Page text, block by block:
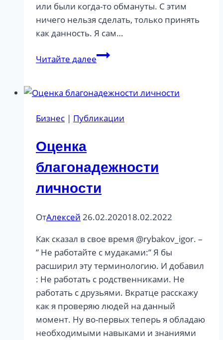
или были когда-то обмануты. С этим
ничего нельзя сделать, только принять
как данность. Я сам…
Читайте далееЗачем
услуги
Бизнес | Публикации
Оценка
благонадежности
личности
ОтАлексей 26.02.202018.02.2022
Как сказал в свое время @rybakov_igor. –
” Не работайте с мудаками:” Я бы
расширил эту терминологию. И добавил
: Не работать с родственниками. Не
работать с друзьями. Вкратце расcкажу
как я проверяю людей на данный
момент. Ну во-первых теперь я обладаю
необходимыми навыками и знаниями